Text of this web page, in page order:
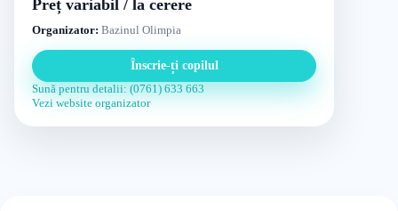
Preț variabil / la cerere
Organizator: Bazinul Olimpia
Înscrie-ți copilul
Sună pentru detalii: (0761) 633 663
Vezi website organizator